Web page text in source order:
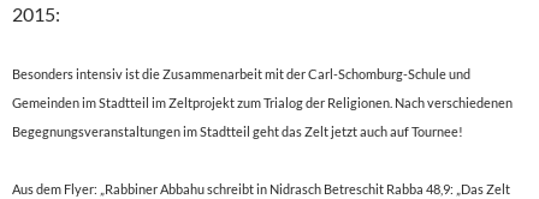
2015:
Besonders intensiv ist die Zusammenarbeit mit der Carl-Schomburg-Schule und
Gemeinden im Stadtteil im Zeltprojekt zum Trialog der Religionen. Nach verschiedenen
Begegnungsveranstaltungen im Stadtteil geht das Zelt jetzt auch auf Tournee!
Aus dem Flyer: „Rabbiner Abbahu schreibt in Nidrasch Betreschit Rabba 48,9: „Das Zelt